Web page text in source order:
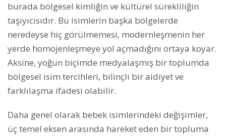
burada bölgesel kimliğin ve kültürel sürekliliğin
taşıyıcısıdır. Bu isimlerin başka bölgelerde
neredeyse hiç görülmemesi, modernleşmenin her
yerde homojenleşmeye yol açmadığını ortaya koyar.
Aksine, yoğun biçimde medyalaşmış bir toplumda
bölgesel isim tercihleri, bilinçli bir aidiyet ve
farklılaşma ifadesi olabilir.
Daha genel olarak bebek isimlerindeki değişimler,
üç temel eksen arasında hareket eden bir topluma